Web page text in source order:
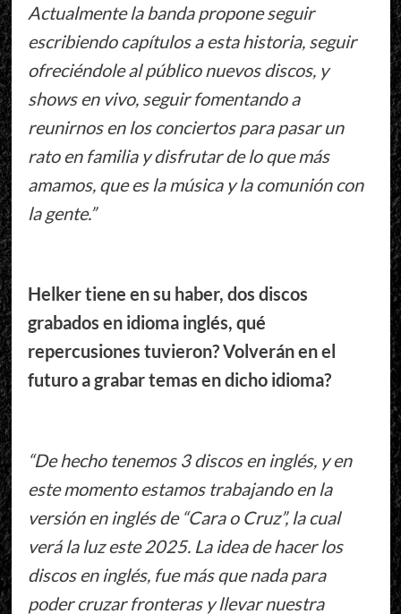
Actualmente la banda propone seguir
escribiendo capítulos a esta historia, seguir
ofreciéndole al público nuevos discos, y
shows en vivo, seguir fomentando a
reunirnos en los conciertos para pasar un
rato en familia y disfrutar de lo que más
amamos, que es la música y la comunión con
la gente.”
Helker tiene en su haber, dos discos
grabados en idioma inglés, qué
repercusiones tuvieron? Volverán en el
futuro a grabar temas en dicho idioma?
“De hecho tenemos 3 discos en inglés, y en
este momento estamos trabajando en la
versión en inglés de “Cara o Cruz”, la cual
verá la luz este 2025. La idea de hacer los
discos en inglés, fue más que nada para
poder cruzar fronteras y llevar nuestra